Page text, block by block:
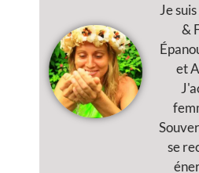
Je
&
et
se